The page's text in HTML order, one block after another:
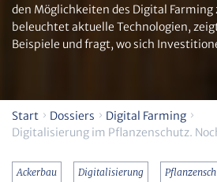
den Möglichkeiten des Digital Farming
beleuchtet aktuelle Technologien,
Beispiele und fragt, wo sich
Start Dossiers
Digital Farming
Digitalisierung im Pflanzenschutz.
Ackerbau Digitalisierung